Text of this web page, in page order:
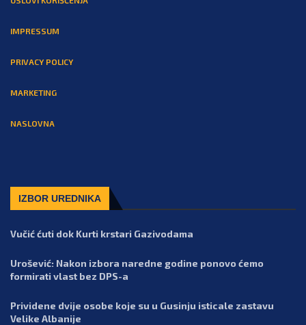
IMPRESSUM
PRIVACY POLICY
MARKETING
NASLOVNA
IZBOR UREDNIKA
Vučić ćuti dok Kurti krstari Gazivodama
Urošević: Nakon izbora naredne godine ponovo ćemo
formirati vlast bez DPS-a
Prividene dvije osobe koje su u Gusinju isticale zastavu
Velike Albanije